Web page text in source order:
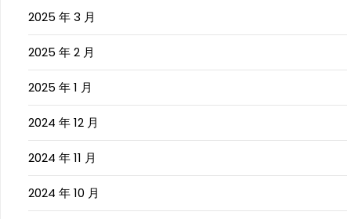
2025 年 3 月
2025 年 2 月
2025 年 1 月
2024 年 12 月
2024 年 11 月
2024 年 10 月